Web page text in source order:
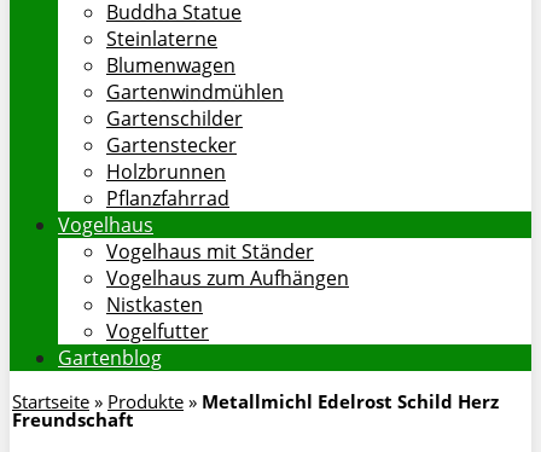
Buddha Statue
Steinlaterne
Blumenwagen
Gartenwindmühlen
Gartenschilder
Gartenstecker
Holzbrunnen
Pflanzfahrrad
Vogelhaus
Vogelhaus mit Ständer
Vogelhaus zum Aufhängen
Nistkasten
Vogelfutter
Gartenblog
Startseite » Produkte » Metallmichl Edelrost Schild Herz
Freundschaft